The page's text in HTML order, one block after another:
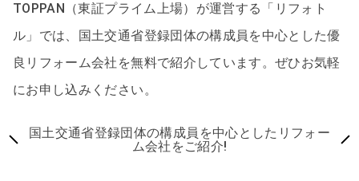
TOPPAN（東証プライム上場）が運営する「リフォト
ル」では、国土交通省登録団体の構成員を中心とした優
良リフォーム会社を無料で紹介しています。ぜひお気軽
にお申し込みください。
国土交通省登録団体の構成員を中心としたリフォー
ム会社をご紹介!